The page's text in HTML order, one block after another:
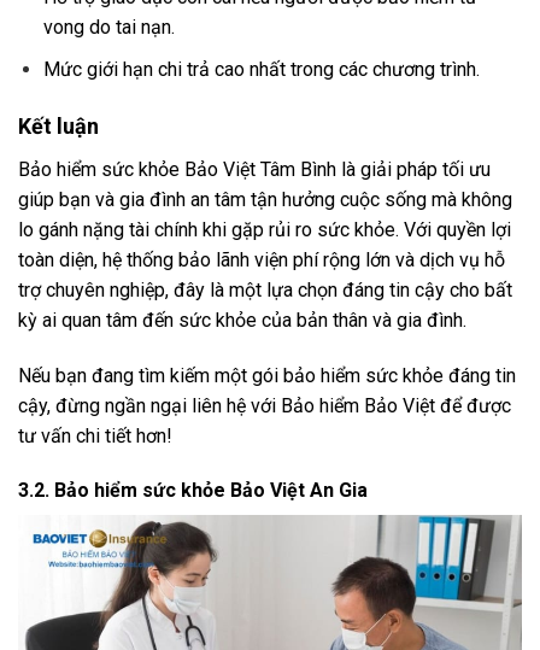
vong do tai nạn.
Mức giới hạn chi trả cao nhất trong các chương trình.
Kết luận
Bảo hiểm sức khỏe Bảo Việt Tâm Bình là giải pháp tối ưu
giúp bạn và gia đình an tâm tận hưởng cuộc sống mà không
lo gánh nặng tài chính khi gặp rủi ro sức khỏe. Với quyền lợi
toàn diện, hệ thống bảo lãnh viện phí rộng lớn và dịch vụ hỗ
trợ chuyên nghiệp, đây là một lựa chọn đáng tin cậy cho bất
kỳ ai quan tâm đến sức khỏe của bản thân và gia đình.
Nếu bạn đang tìm kiếm một gói bảo hiểm sức khỏe đáng tin
cậy, đừng ngần ngại liên hệ với Bảo hiểm Bảo Việt để được
tư vấn chi tiết hơn!
3.2. Bảo hiểm sức khỏe Bảo Việt An Gia